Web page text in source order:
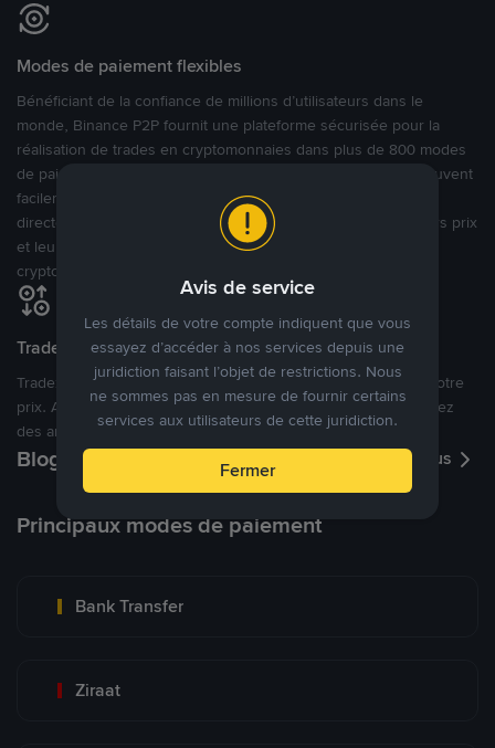
Modes de paiement flexibles
Bénéficiant de la confiance de millions d’utilisateurs dans le
monde, Binance P2P fournit une plateforme sécurisée pour la
réalisation de trades en cryptomonnaies dans plus de 800 modes
de paiement et plus de 100 monnaies fiat. Les utilisateurs peuvent
facilement acheter, vendre et trader des cryptomonnaies
directement avec d’autres utilisateurs, tout en définissant leurs prix
et leurs modes de paiement préférés sur une Marketplace de
cryptomonnaies ouverte.
Tradez à des prix avantageux pour vous
Tradez des cryptos en étant libres d’acheter et de vendre à votre
prix. Achetez ou vendez à partir des offres existantes, ou créez
des annonces commerciales pour fixer vos propres prix.
Blog P2P Voir plus
Principaux modes de paiement
Bank Transfer
Ziraat
Avis de service
Les détails de votre compte indiquent que vous
essayez d’accéder à nos services depuis une
juridiction faisant l’objet de restrictions. Nous
ne sommes pas en mesure de fournir certains
services aux utilisateurs de cette juridiction.
Fermer